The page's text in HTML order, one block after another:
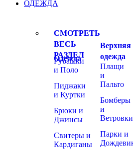
ОДЕЖДА
СМОТРЕТЬ
ВЕСЬ
РАЗДЕЛ
Одежда
Рубашки
и Поло
Пиджаки
и Куртки
Брюки и
Джинсы
Свитеры и
Кардиганы
Верхняя
одежда
Плащи
и
Пальто
Бомберы
и
Ветровки
Парки и